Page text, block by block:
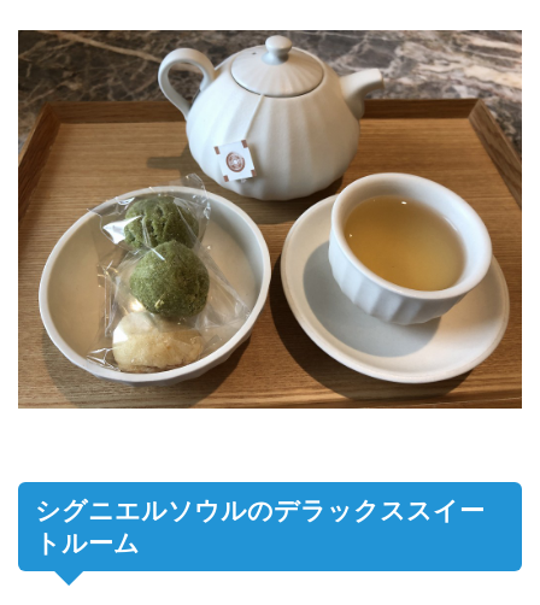
シグニエルソウルのデラックススイー
トルーム